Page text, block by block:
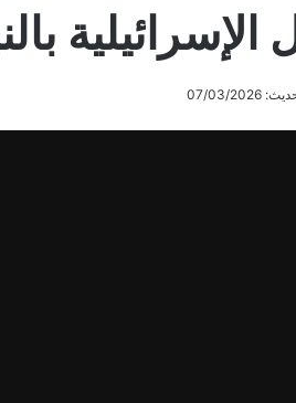
الإسرائيلية
07/03/2026